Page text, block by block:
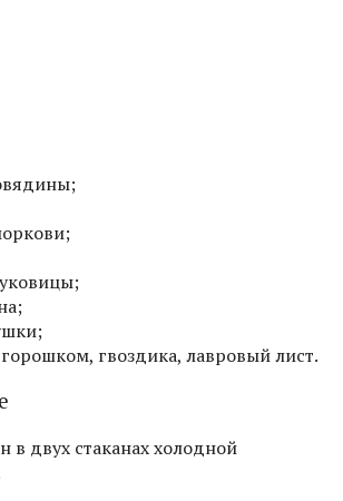
гвоздика, лавровый лист.
в двух стаканах холодной